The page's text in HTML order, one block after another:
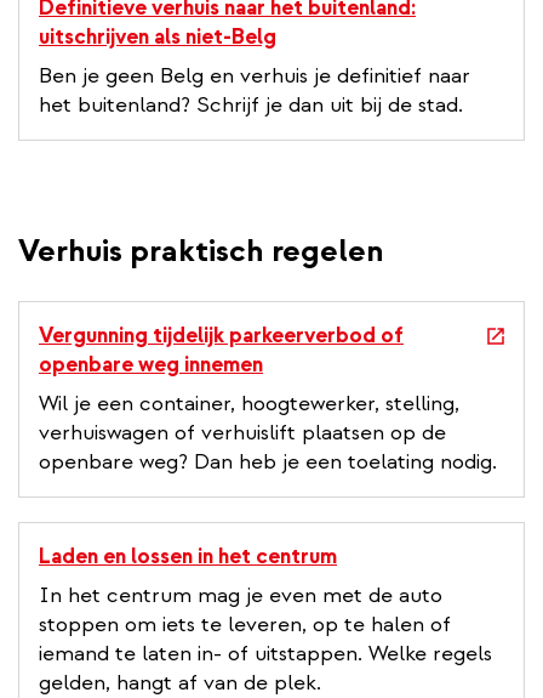
Definitieve verhuis naar het buitenland:
uitschrijven als niet-Belg
Ben je geen Belg en verhuis je definitief naar
het buitenland? Schrijf je dan uit bij de stad.
Verhuis praktisch regelen
Vergunning tijdelijk parkeerverbod of
openbare weg innemen
e
x
t
l
i
n
k
Wil je een container, hoogtewerker, stelling,
verhuiswagen of verhuislift plaatsen op de
openbare weg? Dan heb je een toelating nodig.
Laden en lossen in het centrum
In het centrum mag je even met de auto
stoppen om iets te leveren, op te halen of
iemand te laten in- of uitstappen. Welke regels
gelden, hangt af van de plek.